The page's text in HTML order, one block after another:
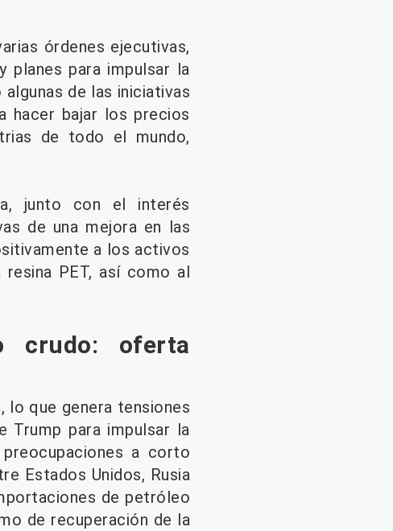
órdenes ejecutivas,
planes para impulsar la
de las iniciativas
hacer bajar los precios
de todo el mundo,
junto con el interés
de una mejora en las
a los activos
PET, así como al
crudo: oferta
lo que genera tensiones
Trump para impulsar la
a corto
Estados Unidos, Rusia
de petróleo
de recuperación de la